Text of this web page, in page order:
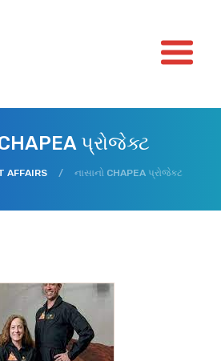
પ્રોજેક્ટ
AFFAIRS / નાસાનો CHAPEA પ્રોજેક્ટ